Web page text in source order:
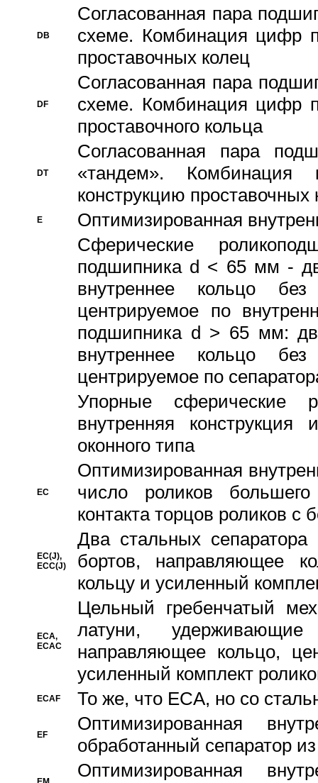
DB
Согласованная пара
схеме. Комбинация цифр
проставочных колец
DF
Согласованная пара
схеме. Комбинация цифр
проставочного кольца
DT
Согласованная пара
«тандем».
конструкцию проставочных
E
Оптимизированная
Сферические
подшипника d < 65 мм -
внутреннее кольцо
центрируемое по
подшипника d > 65 мм:
внутреннее кольцо
центрируемое по
Упорные сферические
внутренняя
оконного типа
EC
Oптимизированная
число роликов
контакта торцов роликов с
EC(J),
ECC(J)
Два стальных сепаратора
бортов, направляющее
кольцу и усиленный
ECA,
ECAC
Цельный гребенчатый
латуни,
направляющее кольцо,
усиленный комплект
ECAF То же, что ECA, но со
EF
Оптимизированная
обработанный сепаратор
Оптимизированная